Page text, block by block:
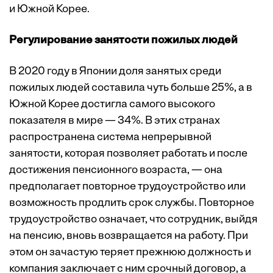
и Южной Корее.
Регулирование занятости пожилых людей
В 2020 году в Японии доля занятых среди
пожилых людей составила чуть больше 25%, а в
Южной Корее достигла самого высокого
показателя в мире — 34%. В этих странах
распространена система непрерывной
занятости, которая позволяет работать и после
достижения пенсионного возраста, — она
предполагает повторное трудоустройство или
возможность продлить срок службы. Повторное
трудоустройство означает, что сотрудник, выйдя
на пенсию, вновь возвращается на работу. При
этом он зачастую теряет прежнюю должность и
компания заключает с ним срочный договор, а